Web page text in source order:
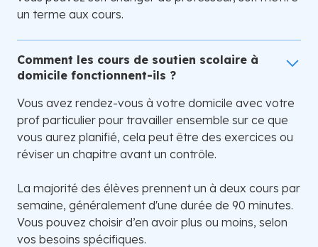
un terme aux cours.
Comment les cours de soutien scolaire à
domicile fonctionnent-ils ?
Vous avez rendez-vous à votre domicile avec votre
prof particulier pour travailler ensemble sur ce que
vous aurez planifié, cela peut être des exercices ou
réviser un chapitre avant un contrôle.
La majorité des élèves prennent un à deux cours par
semaine, généralement d'une durée de 90 minutes.
Vous pouvez choisir d’en avoir plus ou moins, selon
vos besoins spécifiques.